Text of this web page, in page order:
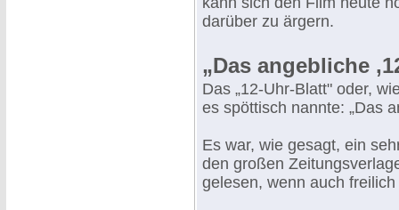
darüber zu ärgern.
„Das angebliche
Das „12-Uhr-Blatt" oder,
es spöttisch nannte: „Das
Es war, wie gesagt, ein
den großen
gelesen, wenn auch